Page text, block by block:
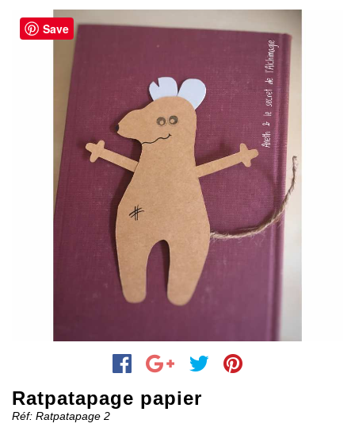
Ratpatapage papier
Réf: Ratpatapage 2
Save